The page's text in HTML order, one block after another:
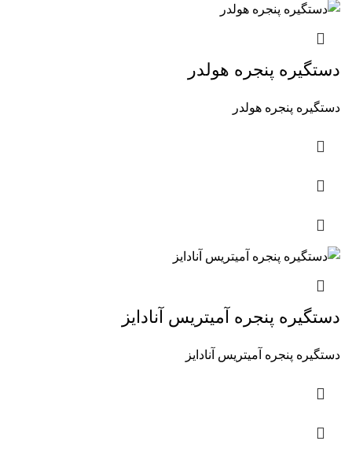
دستگیره پنجره هولدر
دستگیره پنجره هولدر
دستگیره پنجره آمیتریس آنادایز
دستگیره پنجره آمیتریس آنادایز